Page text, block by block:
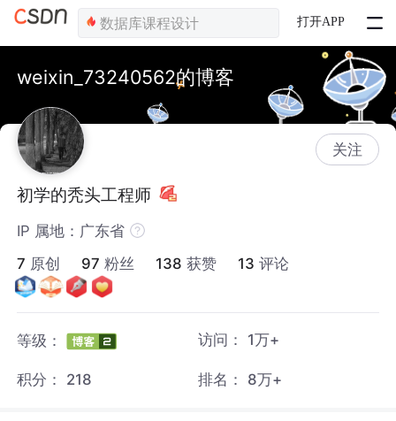
打开APP
weixin_73240562的博客
关注
初学的秃头工程师
IP 属地：广东省
7 原创 97 粉丝 138 获赞 13 评论
等级： 访问： 1万+
积分： 218 排名： 8万+